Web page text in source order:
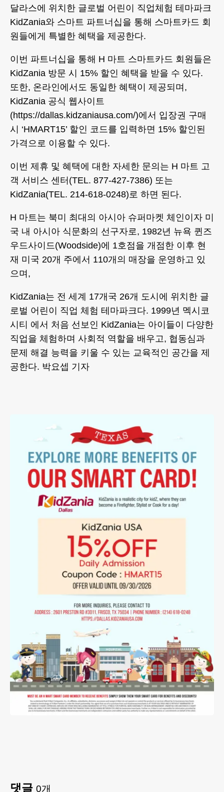
달라스에 위치한 글로벌 어린이 직업체험 테마파크
KidZania와 스마트 파트너십을 통해 스마트카드 회
원들에게 특별한 혜택을 제공한다.
이번 파트너십을 통해 H 마트 스마트카드 회원들은
KidZania 방문 시 15% 할인 혜택을 받을 수 있다.
또한, 온라인에서도 동일한 혜택이 제공되며,
KidZania 공식 웹사이트
(https://dallas.kidzaniausa.com/)에서 입장권 구매
시 ‘HMART15’ 할인 코드를 입력하면 15% 할인된
가격으로 이용할 수 있다.
이번 제휴 및 혜택에 대한 자세한 문의는 H 마트 고
객 서비스 센터(TEL. 877-427-7386) 또는
KidZania(TEL. 214-618-0248)로 하면 된다.
H 마트는 북미 최대의 아시아 슈퍼마켓 체인이자 미
국 내 아시아 식문화의 선구자로, 1982년 뉴욕 퀸즈
우드사이드(Woodside)에 1호점을 개점한 이후 현
재 미국 20개 주에서 110개의 매장을 운영하고 있
으며,
KidZania는 전 세계 17개국 26개 도시에 위치한 글
로벌 어린이 직업 체험 테마파크다. 1999년 멕시코
시티 에서 처음 선보인 KidZania는 아이들이 다양한
직업을 체험하며 사회적 역할을 배우고, 협동심과
문제 해결 능력을 키울 수 있는 교육적인 공간을 제
공한다. 박요셉 기자
댓글 0개